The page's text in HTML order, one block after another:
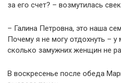
за его счет? – возмутилась
– Галина Петровна, это наша
Почему я не могу отдохнуть –
сколько замужних женщин не
В воскресенье после обеда